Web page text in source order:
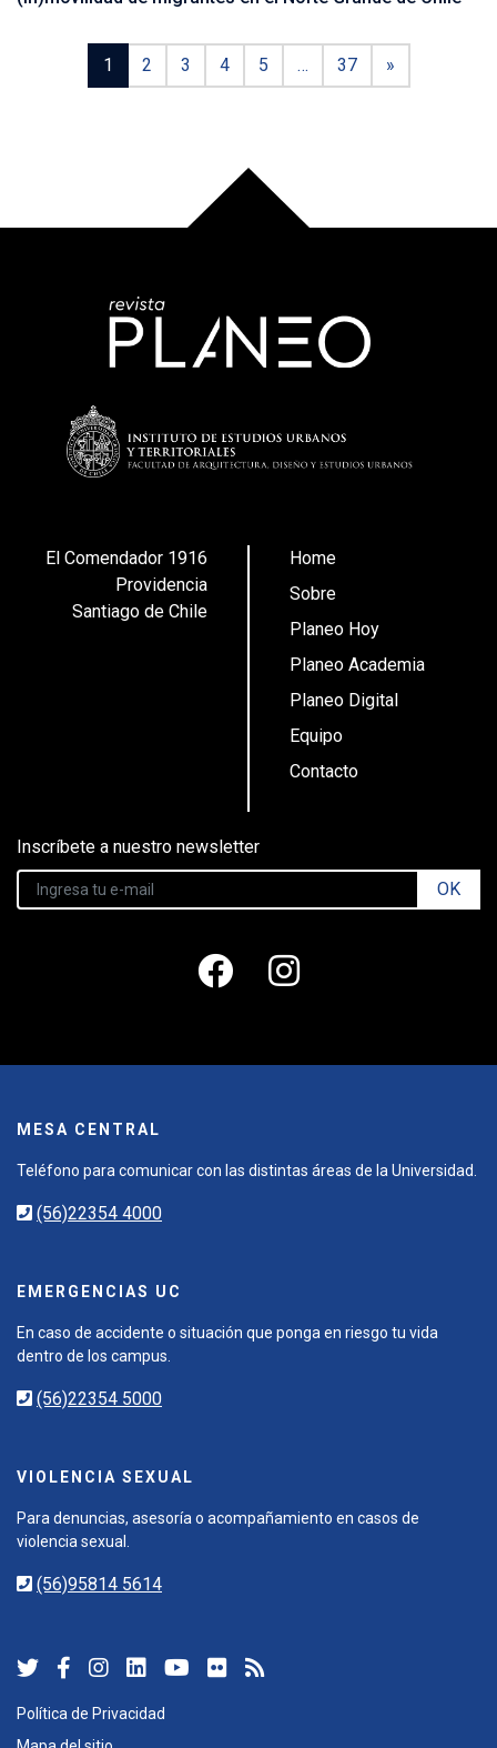
1 2 3 4 5 … 37 »
El Comendador 1916
Providencia
Santiago de Chile
Home
Sobre
Planeo Hoy
Planeo Academia
Planeo Digital
Equipo
Contacto
Inscríbete a nuestro newsletter
OK
MESA CENTRAL
Teléfono para comunicar con las distintas áreas de la Universidad.
(56)22354 4000
EMERGENCIAS UC
En caso de accidente o situación que ponga en riesgo tu vida
dentro de los campus.
(56)22354 5000
VIOLENCIA SEXUAL
Para denuncias, asesoría o acompañamiento en casos de
violencia sexual.
(56)95814 5614
Política de Privacidad